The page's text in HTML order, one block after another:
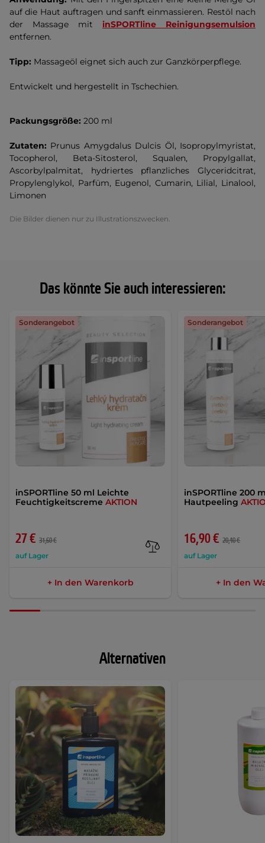
Das könnte Sie auch interessieren:
inSPORTline 50 ml Leichte
Feuchtigkeitscreme AKTION
27 € 31,60 €
auf Lager
Sonderangebot
+ In den Warenkorb
inSPORTline 200
Hautpeeling
16,90 € 20,40 €
auf Lager
Sonderangebot
+ In den
auf die Haut auftragen und sanft einmassieren. Restöl nach
der Massage mit inSPORTline Reinigungsemulsion
entfernen.
Tipp: Massageöl eignet sich auch zur Ganzkörperpflege.
Entwickelt und hergestellt in Tschechien.
Packungsgröße: 200 ml
Zutaten: Prunus Amygdalus Dulcis Öl, Isopropylmyristat,
Tocopherol, Beta-Sitosterol, Squalen, Propylgallat,
Ascorbylpalmitat, hydriertes pflanzliches Glyceridcitrat,
Propylenglykol, Parfüm, Eugenol, Cumarin, Lilial, Linalool,
Limonen
Die Bilder dienen nur zu Illustrationszwecken.
Alternativen